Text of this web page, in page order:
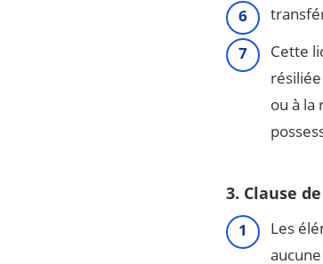
Cette
ou à la
3. Clause
Les